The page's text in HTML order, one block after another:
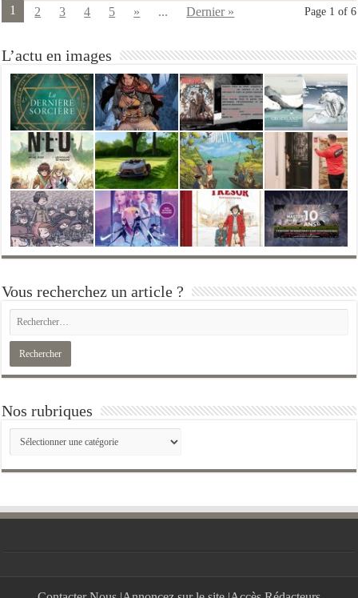
Page 1 of 6
1 2 3 4 5 » ... Dernier »
L’actu en images
Vous recherchez un article ?
Nos rubriques
Nos
rubriques